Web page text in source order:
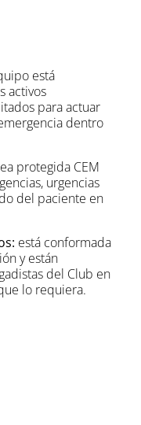
está
activos
para actuar
dentro
protegida CEM
urgencias
del paciente en
está conformada
y están
del Club en
lo requiera.